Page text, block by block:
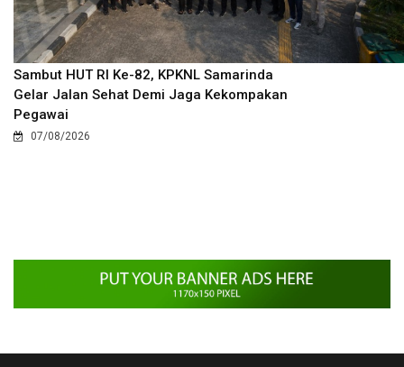
Sambut HUT RI Ke-82, KPKNL Samarinda
Gelar Jalan Sehat Demi Jaga Kekompakan
Pegawai
07/08/2026